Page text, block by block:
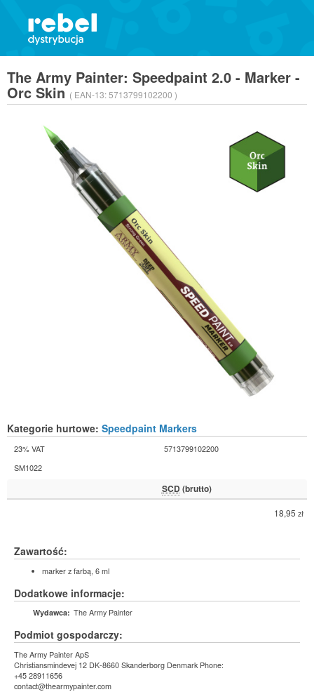
The Army Painter: Speedpaint 2.0 - Marker -
Orc Skin( EAN-13:5713799102200 )
Kategorie hurtowe: Speedpaint Markers
23% VAT
5713799102200
SM1022
SCD (brutto)
18,95 zł
Zawartość:
marker z farbą, 6 ml
Dodatkowe informacje:
Wydawca: The Army Painter
Podmiot gospodarczy:
The Army Painter ApS
Christiansmindevej 12 DK-8660 Skanderborg Denmark Phone:
+45 28911656
contact@thearmypainter.com